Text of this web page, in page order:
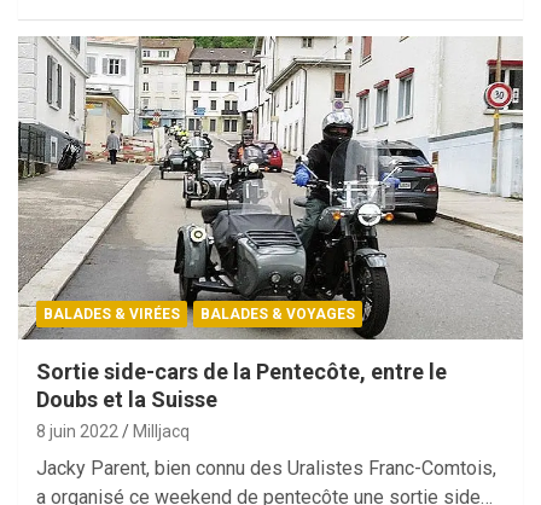
BALADES & VIRÉES BALADES & VOYAGES
Sortie side-cars de la Pentecôte, entre le
Doubs et la Suisse
8 juin 2022 Milljacq
Jacky Parent, bien connu des Uralistes Franc-Comtois,
a organisé ce weekend de pentecôte une sortie side…